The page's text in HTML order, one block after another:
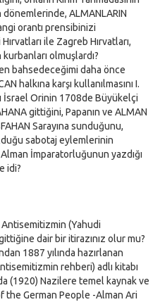
ALMANLARIN
orantı prensibinizi
ile Zagreb Hırvatları,
olmuşlardı?
bahsedeceğimi daha önce
halkına karşı kullanılmasını I.
İsrael Orinin 1708de Büyükelçi
gittiğini, Papanın ve ALMAN
Sarayına sunduğunu,
sabotaj eylemlerinin
İmparatorluğunun yazdığı
idi?
Antisemitizmin (Yahudi
dair bir itirazınız olur mu?
1887 yılında hazırlanan
rehberi) adlı kitabı
(1920) Nazilere temel kaynak ve
the German People -Alman Ari